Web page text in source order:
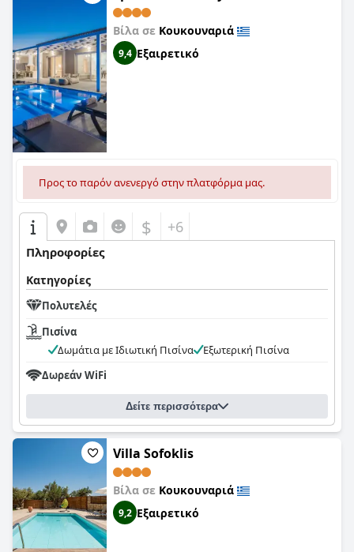
Βίλα σε Κουκουναριά
9,4 Εξαιρετικό
Προς το παρόν ανενεργό στην πλατφόρμα μας.
$ +6
Πληροφορίες
Κατηγορίες
Πολυτελές
Πισίνα
Δωμάτια με Ιδιωτική Πισίνα
Εξωτερική Πισίνα
Δωρεάν WiFi
Δείτε περισσότερα
Villa Sofoklis
Βίλα σε Κουκουναριά
9,2 Εξαιρετικό